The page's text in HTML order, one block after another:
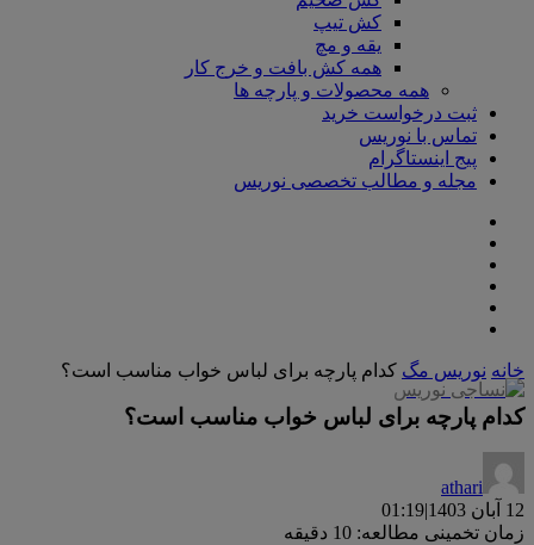
کش تیپ
یقه و مچ
همه کش بافت و خرج کار
همه محصولات و پارچه ها
ثبت درخواست خرید
تماس با نوریس
پیج اینستاگرام
مجله و مطالب تخصصی نوریس
خانه نوریس مگ کدام پارچه برای لباس خواب مناسب است؟
کدام پارچه برای لباس خواب مناسب است؟
athari
12 آبان 1403
|
01:19
زمان تخمینی مطالعه: 10 دقیقه